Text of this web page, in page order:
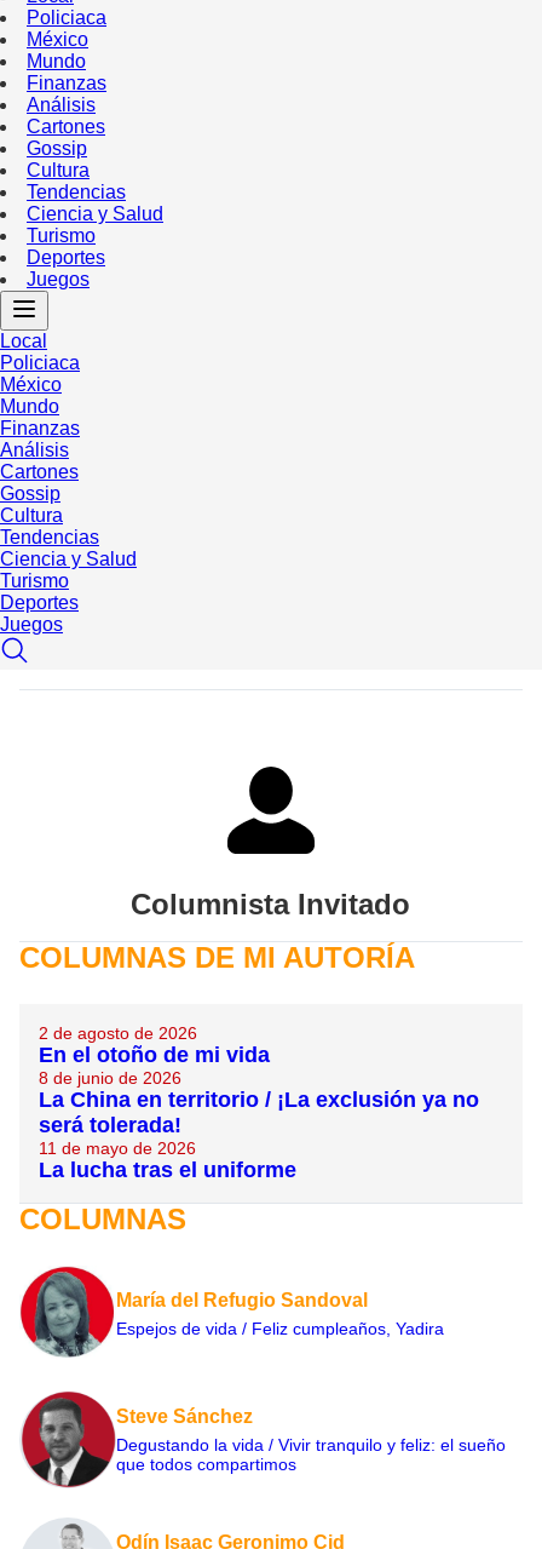
Policiaca
México
Mundo
Finanzas
Análisis
Cartones
Gossip
Cultura
Tendencias
Ciencia y Salud
Turismo
Deportes
Juegos
Local
Policiaca
México
Mundo
Finanzas
Análisis
Cartones
Gossip
Cultura
Tendencias
Ciencia y Salud
Turismo
Deportes
Juegos
Columnista Invitado
COLUMNAS DE MI AUTORÍA
2 de agosto de 2026
En el otoño de mi vida
8 de junio de 2026
La China en territorio / ¡La exclusión ya no
será tolerada!
11 de mayo de 2026
La lucha tras el uniforme
COLUMNAS
María del Refugio Sandoval
Espejos de vida / Feliz cumpleaños, Yadira
Steve Sánchez
Degustando la vida / Vivir tranquilo y feliz: el sueño
que todos compartimos
Odín Isaac Geronimo Cid